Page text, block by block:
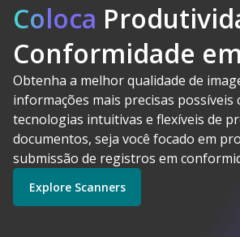
Coloca
Conformidade
Obtenha a melhor qualidade de
informações mais precisas possíveis
tecnologias intuitivas e flexíveis de
documentos, seja você focado em
submissão de registros em
Explore Scanners
Comece a usar
Alaris faz sentido
Explore Software Explore
Explore Serviços